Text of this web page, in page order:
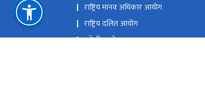
राष्ट्रिय मानव अधिकार आयोग
राष्ट्रिय दलित आयोग
मधेशी आयोग